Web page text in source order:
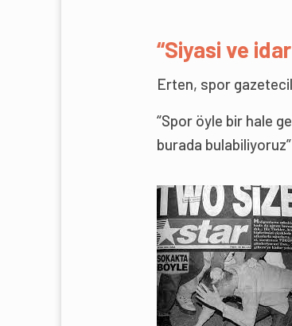
“Siyasi ve
Erten, spor
“Spor öyle bir hale
burada